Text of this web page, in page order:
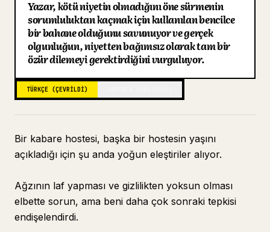
Blog
Güncellemeler
Yazar, kötü niyetin olmadığını öne sürmenin
sorumluluktan kaçmak için kullanılan bencilce
bir bahane olduğunu savunuyor ve gerçek
olgunluğun, niyetten bağımsız olarak tam bir
özür dilemeyi gerektirdiğini vurguluyor.
TÜRKÇE (ÇEVRILDI)
Bir kabare hostesi, başka bir hostesin yaşını
açıkladığı için şu anda yoğun eleştiriler alıyor.
Ağzının laf yapması ve gizlilikten yoksun olması
elbette sorun, ama beni daha çok sonraki tepkisi
endişelendirdi.